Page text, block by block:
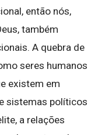
então nós,
também
A quebra de
seres humanos
existem em
sistemas políticos
a relações